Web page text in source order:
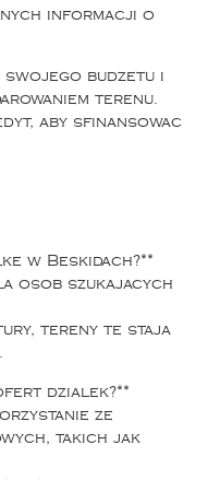
informacji o
budzetu i
terenu.
aby sfinansowac
w Beskidach?**
osob szukajacych
tereny te staja
dzialek?**
ze
takich jak